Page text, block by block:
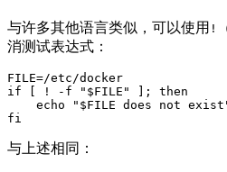
与许多其他语言类似，可以使用 !
消测试表达式：
FILE=/etc/docker
if [ ! -f "$FILE" ]; then
echo "$FILE does not
fi
与上述相同：